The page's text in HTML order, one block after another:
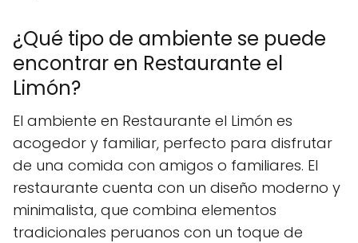
¿Qué tipo de ambiente se puede
encontrar en Restaurante el
Limón?
El ambiente en Restaurante el Limón es
acogedor y familiar, perfecto para disfrutar
de una comida con amigos o familiares. El
restaurante cuenta con un diseño moderno y
minimalista, que combina elementos
tradicionales peruanos con un toque de